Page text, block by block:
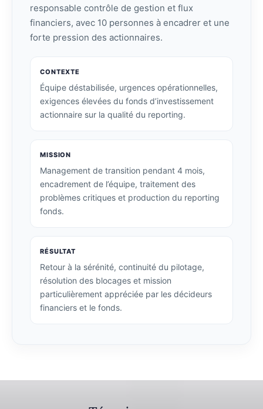
responsable contrôle de gestion et flux
financiers, avec 10 personnes à encadrer et une
forte pression des actionnaires.
CONTEXTE
Équipe déstabilisée, urgences opérationnelles,
exigences élevées du fonds d’investissement
actionnaire sur la qualité du reporting.
MISSION
Management de transition pendant 4 mois,
encadrement de l’équipe, traitement des
problèmes critiques et production du reporting
fonds.
RÉSULTAT
Retour à la sérénité, continuité du pilotage,
résolution des blocages et mission
particulièrement appréciée par les décideurs
financiers et le fonds.